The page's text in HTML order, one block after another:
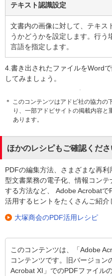
テキスト認識設定
文書内の画像に対して、テキス
うかどうかを設定します。行う
言語を指定します。
4.書き出されたファイルをWord
してみましょう。
＊ このコンテンツはアドビ社の協力の
り、一部アドビサイトの掲載内容と
あります。
ほかのレシピもご確認くださ
PDFの編集方法、さまざまな再利
型文書業務の電子化、情報コンテ
する方法など、 Adobe Acrobatで
活用するヒントをたくさんご紹介
大塚商会のPDF活用レシピ
このコンテンツは、「Adobe
コンテンツです。旧バージョン
Acrobat XI」でのPDFファイル